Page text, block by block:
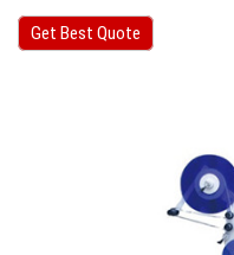
Get Best Quote